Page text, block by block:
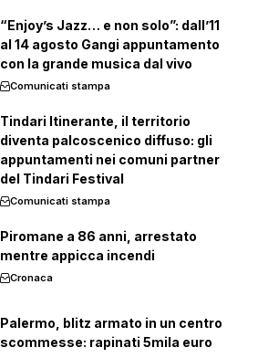
“Enjoy’s Jazz… e non solo”: dall’11
al 14 agosto Gangi appuntamento
con la grande musica dal vivo
Comunicati stampa
Tindari Itinerante, il territorio
diventa palcoscenico diffuso: gli
appuntamenti nei comuni partner
del Tindari Festival
Comunicati stampa
Piromane a 86 anni, arrestato
mentre appicca incendi
Cronaca
Palermo, blitz armato in un centro
scommesse: rapinati 5mila euro